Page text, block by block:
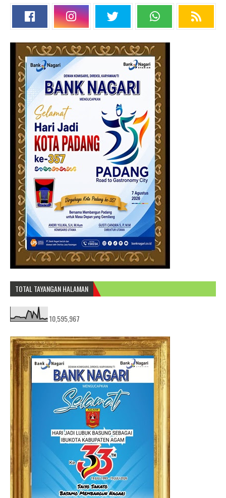
TOTAL TAYANGAN HALAMAN
10,595,967